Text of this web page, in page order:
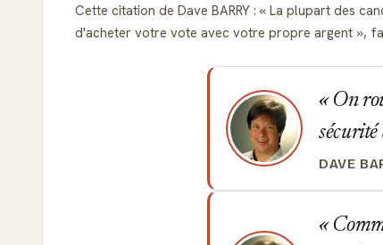
Cette citation de Dave BARRY :
La plupart des
d'acheter votre vote avec votre propre argent
,
On
DAVE